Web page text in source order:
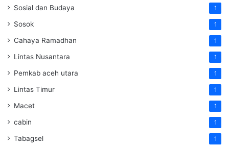
Sosial dan Budaya 1
Sosok 1
Cahaya Ramadhan 1
Lintas Nusantara 1
Pemkab aceh utara 1
Lintas Timur 1
Macet 1
cabin 1
Tabagsel 1